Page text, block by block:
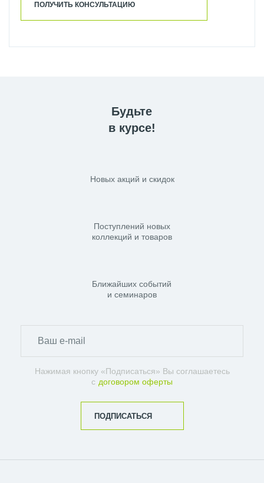
ПОЛУЧИТЬ КОНСУЛЬТАЦИЮ
Будьте
в курсе!
Новых акций и скидок
Поступлений новых
коллекций и товаров
Ближайших событий
и семинаров
Нажимая кнопку «Подписаться» Вы соглашаетесь
с договором оферты
ПОДПИСАТЬСЯ